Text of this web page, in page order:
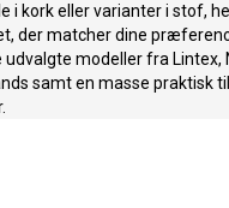
i kork eller varianter i stof,
der matcher dine
modeller fra Lintex,
samt en masse praktisk